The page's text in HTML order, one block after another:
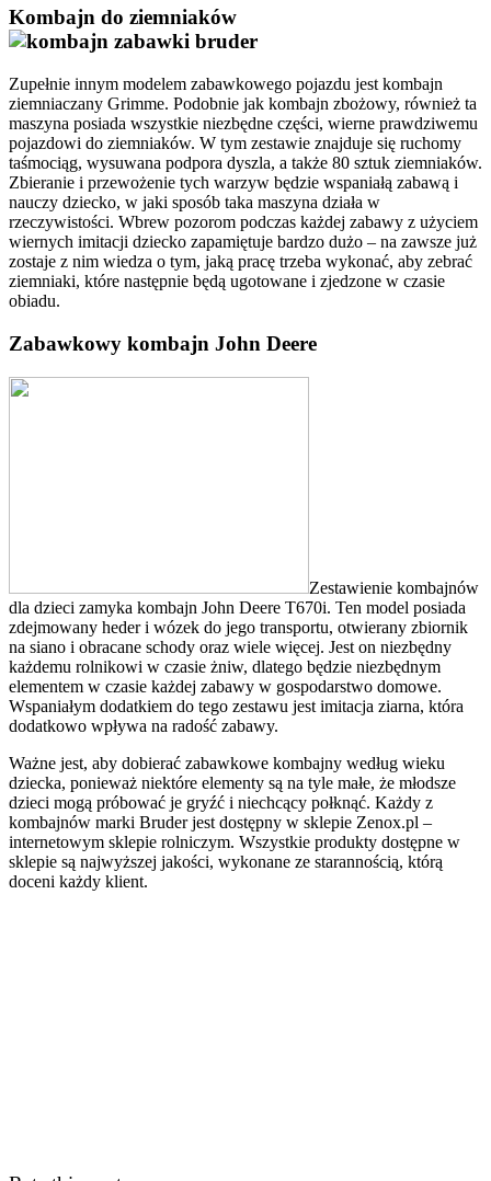
Kombajn do ziemniaków
Zupełnie innym modelem zabawkowego pojazdu jest kombajn
ziemniaczany Grimme. Podobnie jak kombajn zbożowy, również ta
maszyna posiada wszystkie niezbędne części, wierne prawdziwemu
pojazdowi do ziemniaków. W tym zestawie znajduje się ruchomy
taśmociąg, wysuwana podpora dyszla, a także 80 sztuk ziemniaków.
Zbieranie i przewożenie tych warzyw będzie wspaniałą zabawą i
nauczy dziecko, w jaki sposób taka maszyna działa w
rzeczywistości. Wbrew pozorom podczas każdej zabawy z użyciem
wiernych imitacji dziecko zapamiętuje bardzo dużo – na zawsze już
zostaje z nim wiedza o tym, jaką pracę trzeba wykonać, aby zebrać
ziemniaki, które następnie będą ugotowane i zjedzone w czasie
obiadu.
Zabawkowy kombajn John Deere
Zestawienie kombajnów
dla dzieci zamyka kombajn John Deere T670i. Ten model posiada
zdejmowany heder i wózek do jego transportu, otwierany zbiornik
na siano i obracane schody oraz wiele więcej. Jest on niezbędny
każdemu rolnikowi w czasie żniw, dlatego będzie niezbędnym
elementem w czasie każdej zabawy w gospodarstwo domowe.
Wspaniałym dodatkiem do tego zestawu jest imitacja ziarna, która
dodatkowo wpływa na radość zabawy.
Ważne jest, aby dobierać zabawkowe kombajny według wieku
dziecka, ponieważ niektóre elementy są na tyle małe, że młodsze
dzieci mogą próbować je gryźć i niechcący połknąć. Każdy z
kombajnów marki Bruder jest dostępny w sklepie Zenox.pl –
internetowym sklepie rolniczym. Wszystkie produkty dostępne w
sklepie są najwyższej jakości, wykonane ze starannością, którą
doceni każdy klient.